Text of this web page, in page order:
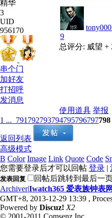
精华
3
UID
956170
串个门
加好友
打招呼
发消息
9
总评分: 威望 +
使用道具 举报
1 ... 791 792793794795796797798
返回列表
高级模式
B Color Image Link Quote Code
您需要登录后才可以回帖 登录 |
发表回复
回帖后跳转到最后一
Archiver|Iwatch365 爱表族钟表网
GMT+8, 2013-12-29 13:39 ,
Powered by Discuz! X2
© 2001-2011 Comsenz Inc.